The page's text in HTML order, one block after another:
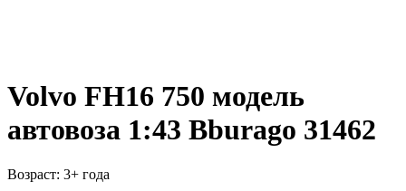
Volvo FH16 750 модель
автовоза 1:43 Bburago 31462
Возраст: 3+ года